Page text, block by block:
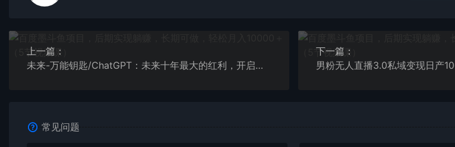
上一篇：
未来-万能钥匙/ChatGPT：未来十年最大的红利，开启全新时代
下一篇：
常见问题